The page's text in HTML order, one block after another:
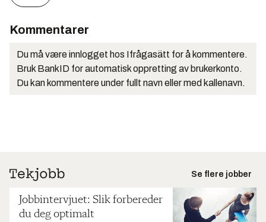
Kommentarer
Du må være innlogget hos Ifrågasätt for å kommentere.
Bruk BankID for automatisk oppretting av brukerkonto.
Du kan kommentere under fullt navn eller med kallenavn.
Se flere jobber
Jobbintervjuet: Slik forbereder
du deg optimalt